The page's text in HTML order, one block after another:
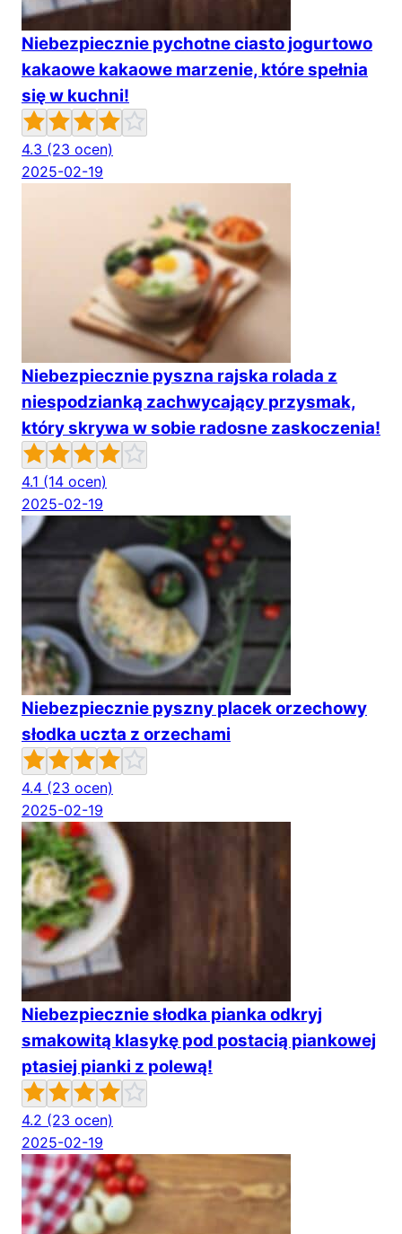
Niebezpiecznie pychotne ciasto jogurtowo
kakaowe kakaowe marzenie, które spełnia
się w kuchni!
4.3 (23 ocen)
2025-02-19
Niebezpiecznie pyszna rajska rolada z
niespodzianką zachwycający przysmak,
który skrywa w sobie radosne zaskoczenia!
4.1 (14 ocen)
2025-02-19
Niebezpiecznie pyszny placek orzechowy
słodka uczta z orzechami
4.4 (23 ocen)
2025-02-19
Niebezpiecznie słodka pianka odkryj
smakowitą klasykę pod postacią piankowej
ptasiej pianki z polewą!
4.2 (23 ocen)
2025-02-19